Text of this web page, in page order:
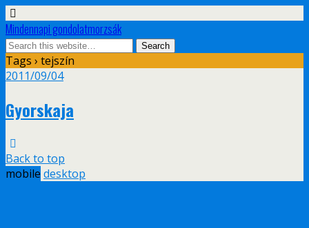
Mindennapi gondolatmorzsák
Tags › tejszín
2011/09/04
Gyorskaja
Back to top
mobile desktop